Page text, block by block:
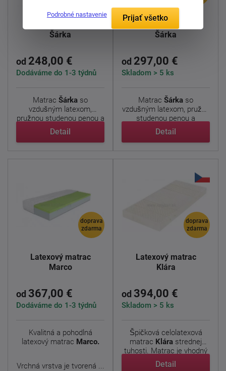
Šárka
od 248,00 €
Dodáváme do 1-3 týdnů
Matrac Šárka so
vzdušným latexom,
pružnou studenou penou a
prešívaným ...
Detail
Latexový matrac
Šárka
od 297,00 €
Skladom > 5 ks
Matrac Šárka so
vzdušným latexom, pružnú
studenou penou a
prešívaným ...
Detail
doprava
zdarma
Latexový matrac
Marco
od 367,00 €
Dodáváme do 1-3 týdnů
Kvalitná a pohodlná
latexový matrac Marco.
Vrchná vrstva je tvorená ...
doprava
zdarma
Latexový matrac
Klára
od 394,00 €
Skladom > 5 ks
Špičková celolatexová
matrac Klára strednej
tuhosti. Matrac je vhodný
...
Detail
Podrobné nastavenie Prijať všetko